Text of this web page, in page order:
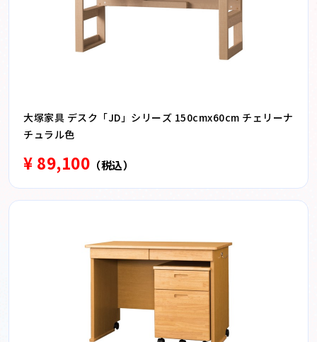
大塚家具 デスク「JD」シリーズ 150cmx60cm チェリーナ
チュラル色
¥ 89,100 （税込）